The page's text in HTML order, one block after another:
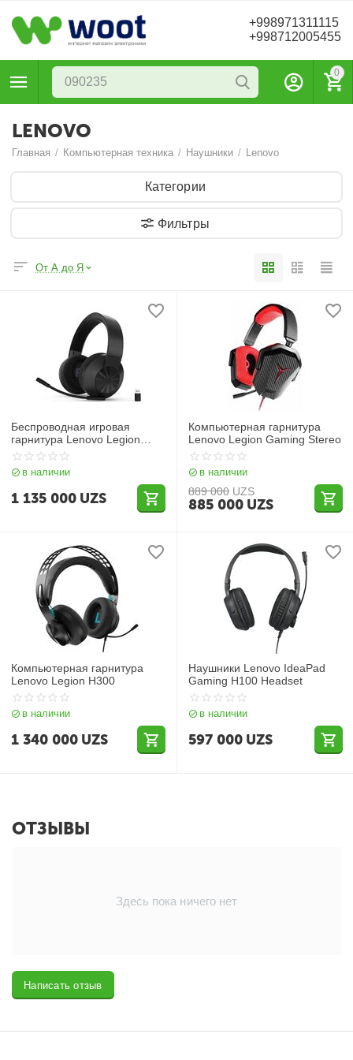
+998971311115
+998712005455
0
LENOVO
Главная / Компьютерная техника / Наушники / Lenovo
Категории
Фильтры
От А до Я
Беспроводная игровая
гарнитура Lenovo Legion
H600
в наличии
1 135 000 UZS
Компьютерная гарнитура
Lenovo Legion Gaming Stereo
в наличии
889 000 UZS
885 000 UZS
Компьютерная гарнитура
Lenovo Legion H300
в наличии
1 340 000 UZS
Наушники Lenovo IdeaPad
Gaming H100 Headset
в наличии
597 000 UZS
ОТЗЫВЫ
Здесь пока ничего нет
Написать отзыв